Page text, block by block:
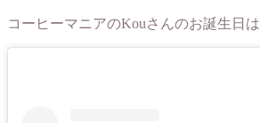
コーヒーマニアのKouさんのお誕生日は